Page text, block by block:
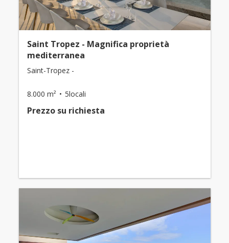
Saint Tropez - Magnifica proprietà
mediterranea
Saint-Tropez -
8.000 m² 5locali
Prezzo su richiesta